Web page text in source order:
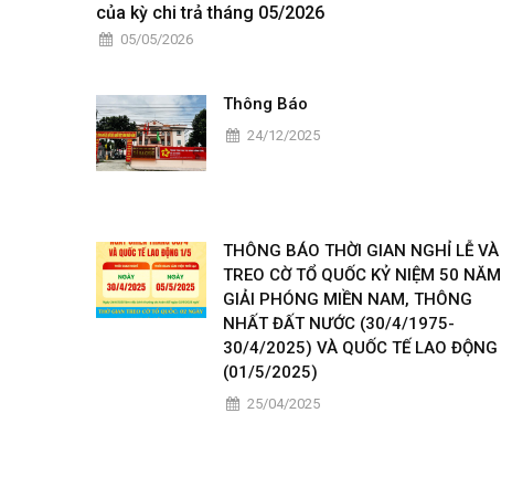
của kỳ chi trả tháng 05/2026
05/05/2026
Thông Báo
24/12/2025
THÔNG BÁO THỜI GIAN NGHỈ LỄ VÀ
TREO CỜ TỔ QUỐC KỶ NIỆM 50 NĂM
GIẢI PHÓNG MIỀN NAM, THÔNG
NHẤT ĐẤT NƯỚC (30/4/1975-
30/4/2025) VÀ QUỐC TẾ LAO ĐỘNG
(01/5/2025)
25/04/2025